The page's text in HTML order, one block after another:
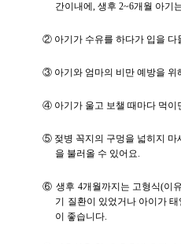
간이내에, 생후 2~6개월 아기
② 아기가 수유를 하다가 입을 다
③ 아기와 엄마의 비만 예방을 위
④ 아기가 울고 보챌 때마다 먹이
⑤ 젖병 꼭지의 구멍을 넓히지 마
을 불러올 수 있어요.
⑥ 생후 4개월까지는 고형식(이
기 질환이 있었거나 아이가
이 좋습니다.